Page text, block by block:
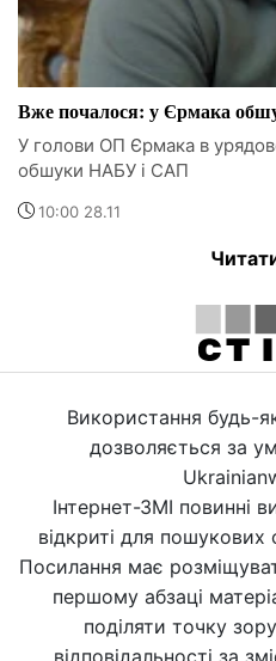
Вже почалося: у Єрмака
У голови ОП Єрмака в
обшуки НАБУ і САП
10:00 28.11
Використання будь-
дозволяється за
Інтернет-ЗМІ повинні
відкриті для пошукових
Посилання має
першому абзаці
поділяти точку